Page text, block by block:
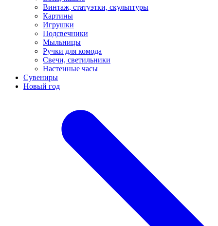
Винтаж, статуэтки, скульптуры
Картины
Игрушки
Подсвечники
Мыльницы
Ручки для комода
Свечи, светильники
Настенные часы
Сувениры
Новый год